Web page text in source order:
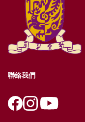
聯絡我們